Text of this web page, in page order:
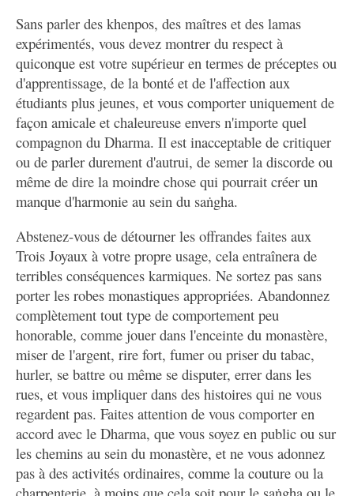
Sans parler des khenpos, des maîtres et des lamas
expérimentés, vous devez montrer du respect à
quiconque est votre supérieur en termes de préceptes ou
d'apprentissage, de la bonté et de l'affection aux
étudiants plus jeunes, et vous comporter uniquement de
façon amicale et chaleureuse envers n'importe quel
compagnon du Dharma. Il est inacceptable de critiquer
ou de parler durement d'autrui, de semer la discorde ou
même de dire la moindre chose qui pourrait créer un
manque d'harmonie au sein du saṅgha.
Abstenez-vous de détourner les offrandes faites aux
Trois Joyaux à votre propre usage, cela entraînera de
terribles conséquences karmiques. Ne sortez pas sans
porter les robes monastiques appropriées. Abandonnez
complètement tout type de comportement peu
honorable, comme jouer dans l'enceinte du monastère,
miser de l'argent, rire fort, fumer ou priser du tabac,
hurler, se battre ou même se disputer, errer dans les
rues, et vous impliquer dans des histoires qui ne vous
regardent pas. Faites attention de vous comporter en
accord avec le Dharma, que vous soyez en public ou sur
les chemins au sein du monastère, et ne vous adonnez
pas à des activités ordinaires, comme la couture ou la